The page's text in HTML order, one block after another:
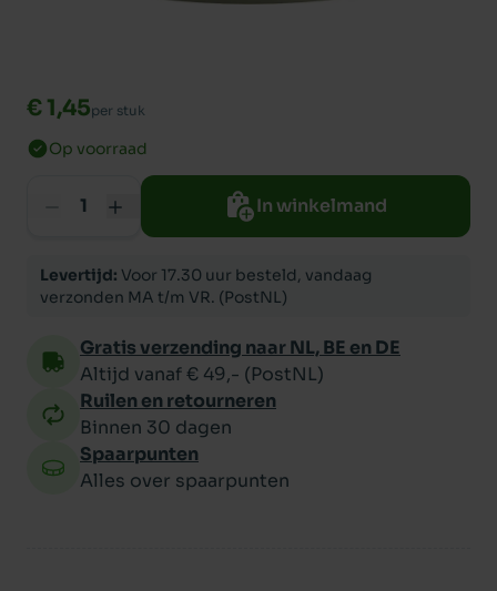
€ 1,45per stuk
Op voorraad
In winkelmand
Levertijd: Voor 17.30 uur besteld, vandaag
verzonden MA t/m VR. (PostNL)
Gratis verzending naar NL, BE en DE
Altijd vanaf € 49,- (PostNL)
Ruilen en retourneren
Binnen 30 dagen
Spaarpunten
Alles over spaarpunten